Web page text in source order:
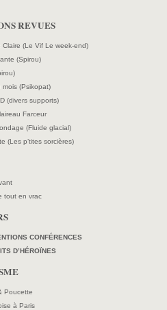
REVUES
Claire (Le Vif Le week-end)
(Spirou)
mois (Psikopat)
(divers supports)
Farceur
(Fluide glacial)
(Les p’tites sorcières)
tout en vrac
CONFÉRENCES
D’HÉROÏNES
Poucette
à Paris